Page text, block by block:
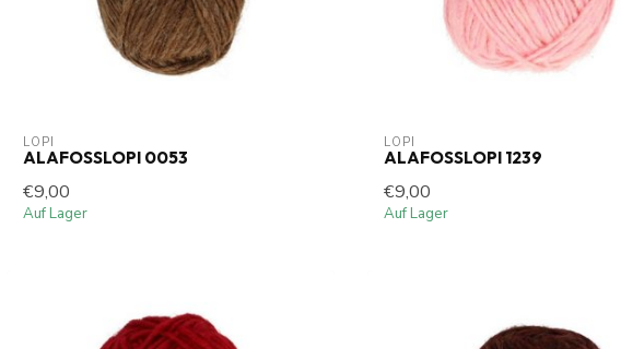
LOPI
ALAFOSSLOPI 0053
€9,00
Auf Lager
LOPI
ALAFOSSLOPI 1239
€9,00
Auf Lager